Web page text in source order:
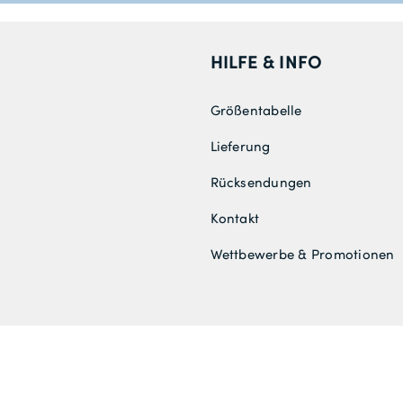
HILFE & INFO
Größentabelle
Lieferung
Rücksendungen
Kontakt
Wettbewerbe & Promotionen